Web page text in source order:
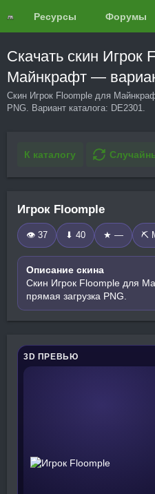
Ресурсы Форумы
Скачать скин Игрок
Майнкрафт —
Скин Игрок Floomple для
PNG. Вариант каталога: DE2301.
К каталогу
Игрок Floomple
👁 37 ⬇ 40 ★ — ⛏️
Описание скина
Скин Игрок Floomple для
прямая загрузка PNG.
3D ПРЕВЬЮ